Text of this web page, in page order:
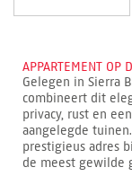
APPARTEMENT OP
Gelegen in Sierra
combineert dit
privacy, rust en
aangelegde
prestigieus adres
de meest gewilde